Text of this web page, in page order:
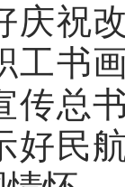
庆祝
工书
传总
好民